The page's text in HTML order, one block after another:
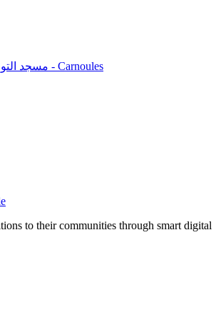
Masjid Tawhid - مسجد التوحيد - Carnoules
to their communities through smart digital